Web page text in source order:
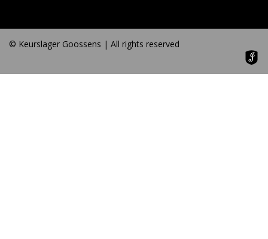
© Keurslager Goossens | All rights reserved